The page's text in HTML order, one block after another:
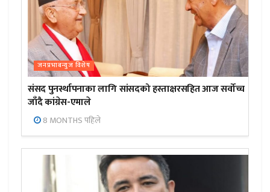
जनप्रभाबन्युज विशेष
संसद पुनर्स्थापनाका लागि सांसदको हस्ताक्षरसहित आज सर्वोच्च
जाँदै कांग्रेस-एमाले
8 MONTHS पहिले